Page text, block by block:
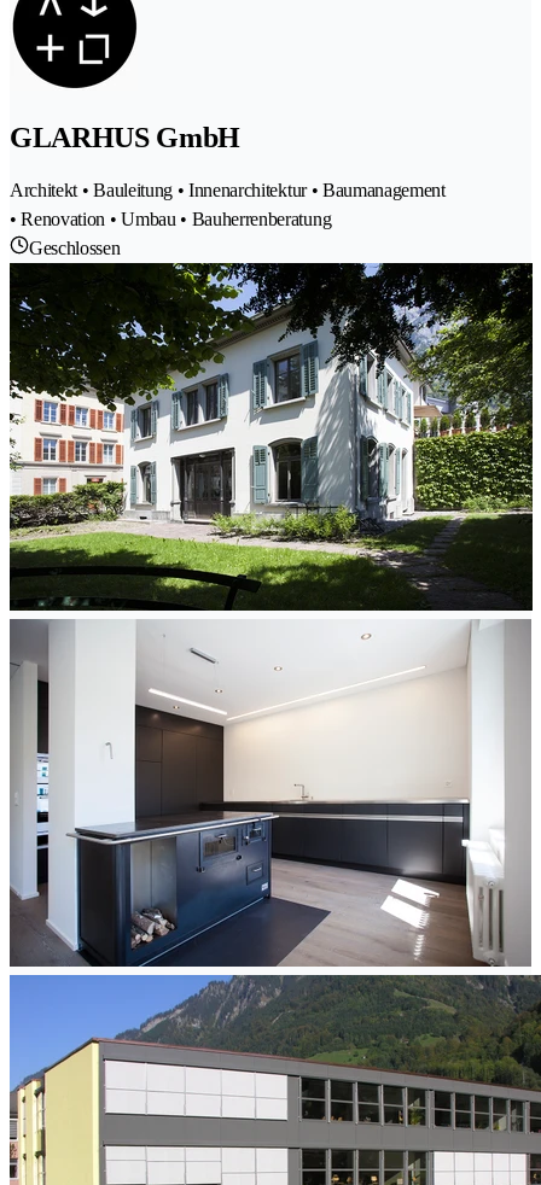
GLARHUS GmbH
Architekt • Bauleitung • Innenarchitektur • Baumanagement
• Renovation • Umbau • Bauherrenberatung
Geschlossen